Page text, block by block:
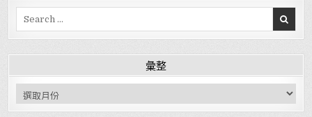
Search for:
彙整
彙整